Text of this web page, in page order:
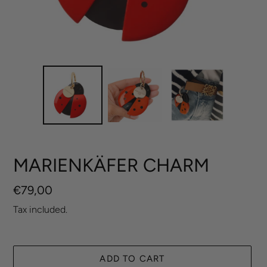
MARIENKÄFER CHARM
Regular
price
€79,00
Tax included.
ADD TO CART